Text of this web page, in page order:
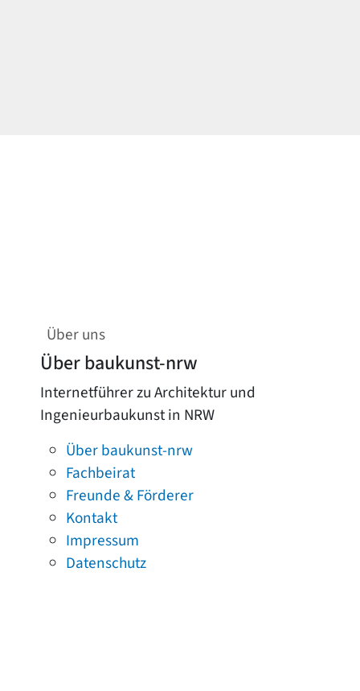
Über uns
Über baukunst-nrw
Internetführer zu Architektur und
Ingenieurbaukunst in NRW
Über baukunst-nrw
Fachbeirat
Freunde & Förderer
Kontakt
Impressum
Datenschutz